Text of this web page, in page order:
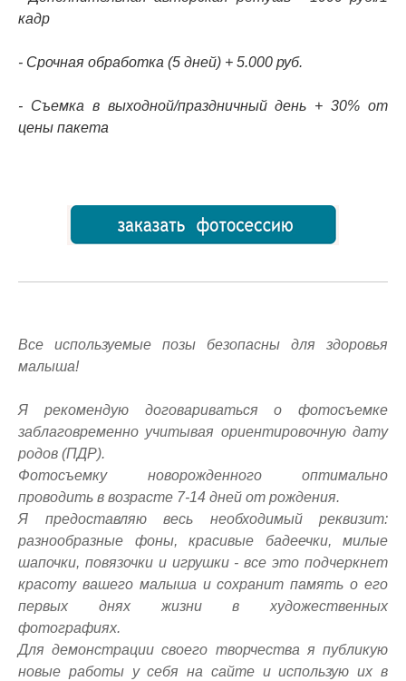
кадр
- Срочная обработка (5 дней) + 5.000 руб.
- Съемка в выходной/праздничный день + 30% от
цены пакета
Все используемые позы безопасны для здоровья
малыша!
Я рекомендую договариваться о фотосъемке
заблаговременно учитывая ориентировочную дату
родов (ПДР).
Фотосъемку новорожденного оптимально
проводить в возрасте 7-14 дней от рождения.
Я предоставляю весь необходимый реквизит:
разнообразные фоны, красивые бадеечки, милые
шапочки, повязочки и игрушки - все это подчеркнет
красоту вашего малыша и сохранит память о его
первых днях жизни в художественных
фотографиях.
Для демонстрации своего творчества я публикую
новые работы у себя на сайте и использую их в